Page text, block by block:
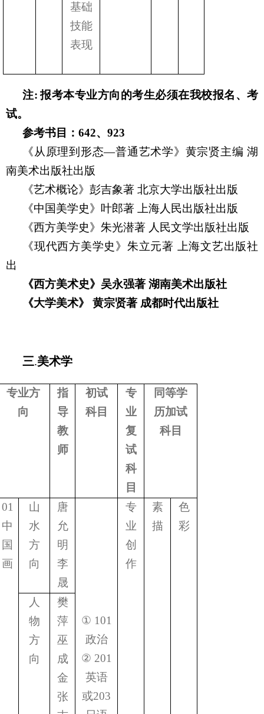
基础
技能
表现
注: 报考本专业方向的考生必须在我校报名、考
试。
参考书目： 642、 923
《从原理到形态—普通艺术学》黄宗贤主编 湖
南美术出版社出版
《艺术概论》彭吉象著 北京大学出版社出版
《中国美学史》叶郎著
上海人民出版社出版
《西方美学史》朱光潜著 人民文学出版社出版
《现代西方美学史》朱立元著
上海文艺出版社
出
《西方美术史》吴永强著 湖南美术出版社
《大学美术》
黄宗贤著 成都时代出版社
三.美术学
专业方
向
指
导
教
师
初试
科目
专
业
复
试
科
目
同等学
历加试
科目
01
中
国
画
山
水
方
向
唐
允
明
李
晟
① 101
政治
② 201
英语
或203
专
业
创
作
素
描
色
彩
人
物
方
向
樊
萍
巫
成
金
张